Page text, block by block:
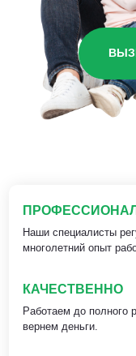
Наши специалисты
многолетний опыт
КАЧЕСТВЕННО
Работаем до полного
вернем деньги.